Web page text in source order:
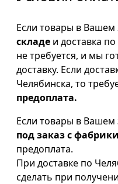
Если товары в Вашем
складе и доставка
не требуется, и мы
доставку. Если
Челябинска, то
предоплата.
Если товары в Вашем
под заказ с фабрики
предоплата.
При доставке по
сделать при